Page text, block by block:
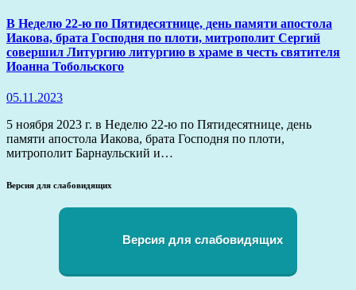
В Неделю 22-ю по Пятидесятнице, день памяти апостола
Иакова, брата Господня по плоти, митрополит Сергий
совершил Литургию литургию в храме в честь святителя
Иоанна Тобольского
05.11.2023
5 ноября 2023 г. в Неделю 22-ю по Пятидесятнице, день
памяти апостола Иакова, брата Господня по плоти,
митрополит Барнаульский и…
Версия для слабовидящих
Версия для слабовидящих